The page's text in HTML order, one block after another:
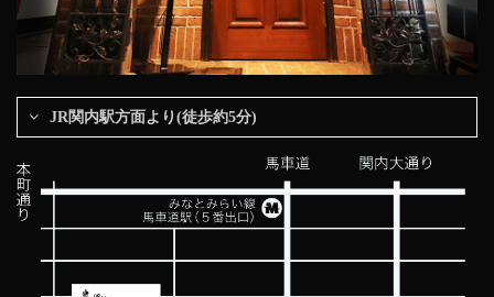
JR関内駅方面より(徒歩約5分)